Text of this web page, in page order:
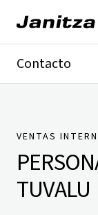
Contacto
Presse
VENTAS
TUVALU